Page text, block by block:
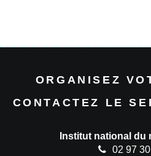
ORGANISEZ
CONTACTEZ LE
Institut national du
02 97